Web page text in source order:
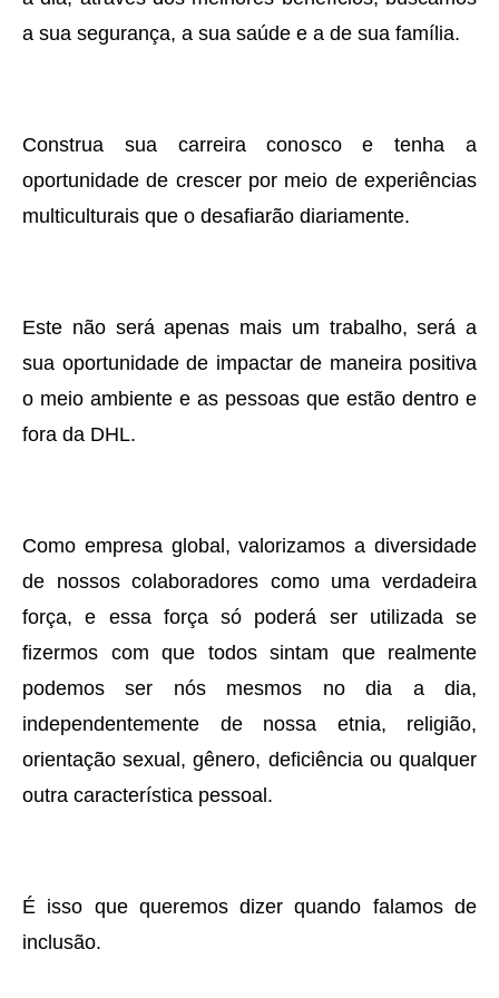
a sua segurança, a sua saúde e a de sua família.
Construa sua carreira conosco e tenha a
oportunidade de crescer por meio de experiências
multiculturais que o desafiarão diariamente.
Este não será apenas mais um trabalho, será a
sua oportunidade de impactar de maneira positiva
o meio ambiente e as pessoas que estão dentro e
fora da DHL.
Como empresa global, valorizamos a diversidade
de nossos colaboradores como uma verdadeira
força, e essa força só poderá ser utilizada se
fizermos com que todos sintam que realmente
podemos ser nós mesmos no dia a dia,
independentemente de nossa etnia, religião,
orientação sexual, gênero, deficiência ou qualquer
outra característica pessoal.
É isso que queremos dizer quando falamos de
inclusão.